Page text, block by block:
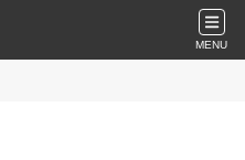
MENU